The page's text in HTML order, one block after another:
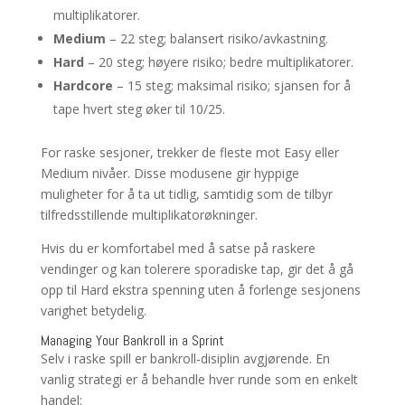
multiplikatorer.
Medium – 22 steg; balansert risiko/avkastning.
Hard – 20 steg; høyere risiko; bedre multiplikatorer.
Hardcore – 15 steg; maksimal risiko; sjansen for å
tape hvert steg øker til 10/25.
For raske sesjoner, trekker de fleste mot Easy eller
Medium nivåer. Disse modusene gir hyppige
muligheter for å ta ut tidlig, samtidig som de tilbyr
tilfredsstillende multiplikatorøkninger.
Hvis du er komfortabel med å satse på raskere
vendinger og kan tolerere sporadiske tap, gir det å gå
opp til Hard ekstra spenning uten å forlenge sesjonens
varighet betydelig.
Managing Your Bankroll in a Sprint
Selv i raske spill er bankroll‑disiplin avgjørende. En
vanlig strategi er å behandle hver runde som en enkelt
handel: